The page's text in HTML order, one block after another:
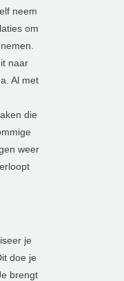
neem
om
naar
Al met
die
weer
je
doe je
brengt